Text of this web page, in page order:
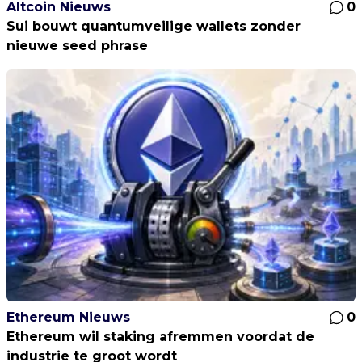
Altcoin Nieuws
0
Sui bouwt quantumveilige wallets zonder
nieuwe seed phrase
Ethereum Nieuws
0
Ethereum wil staking afremmen voordat de
industrie te groot wordt